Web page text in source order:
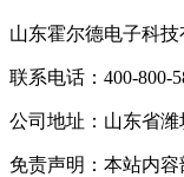
山东霍尔德电子科技
联系电话：400-800-
公司地址：山东省
免责声明：本站内